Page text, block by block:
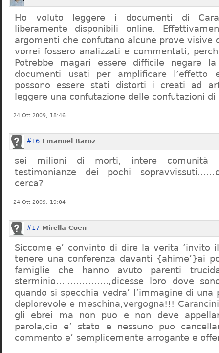
Ho voluto leggere i documenti di
liberamente disponibili online.
argomenti che confutano alcune prove visive
vorrei fossero analizzati e commentati,
Potrebbe magari essere difficile negare
documenti usati per amplificare l’effetto
possono essere stati distorti i creati ad
leggere una confutazione delle confutazioni di
24 Ott 2009, 18:46
#16 Emanuel Baroz
sei milioni di morti, intere comunità
testimonianze dei pochi
cerca?
24 Ott 2009, 19:04
#17 Mirella Coen
Siccome e’ convinto di dire la verita ‘invito
tenere una conferenza davanti {ahime’}ai
famiglie che hanno avuto parenti
sterminio………………,dicesse loro dove
quando si specchia vedra’ l’immagine di una
deplorevole e meschina,vergogna!!!
gli ebrei ma non puo e non deve
parola,cio e’ stato e nessuno puo
commento e’ semplicemente arrogante e